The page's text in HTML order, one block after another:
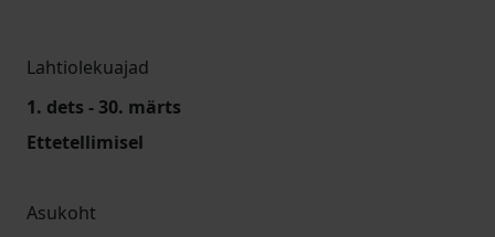
Lahtiolekuajad
1. dets - 30. märts
Ettetellimisel
Asukoht